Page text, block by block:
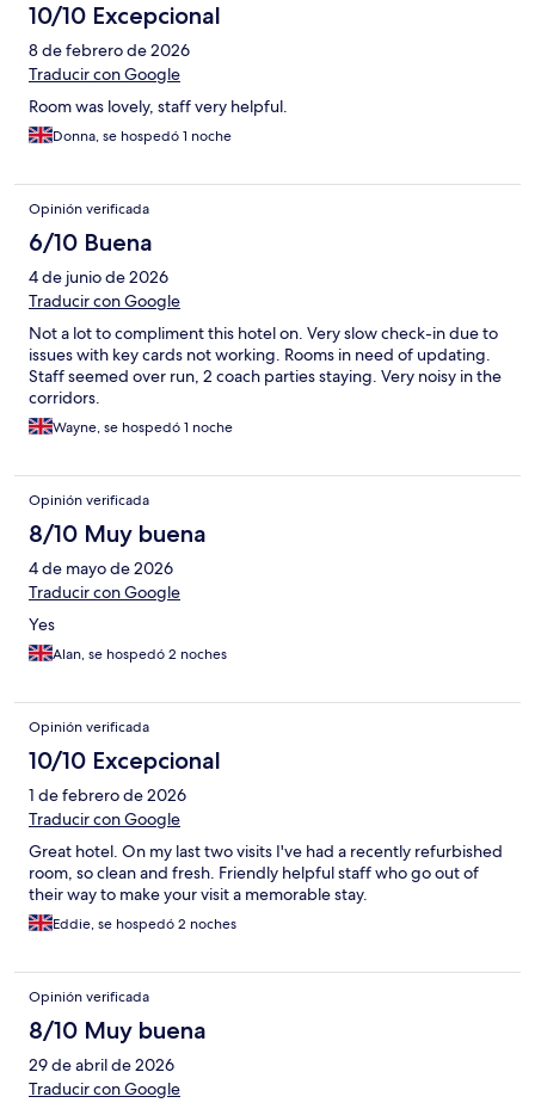
10/10 Excepcional
8 de febrero de 2026
Traducir con Google
Room was lovely, staff very helpful.
Donna, se hospedó 1 noche
Opinión verificada
6/10 Buena
4 de junio de 2026
Traducir con Google
Not a lot to compliment this hotel on. Very slow check-in due to
issues with key cards not working. Rooms in need of updating.
Staff seemed over run, 2 coach parties staying. Very noisy in the
corridors.
Wayne, se hospedó 1 noche
Opinión verificada
8/10 Muy buena
4 de mayo de 2026
Traducir con Google
Yes
Alan, se hospedó 2 noches
Opinión verificada
10/10 Excepcional
1 de febrero de 2026
Traducir con Google
Great hotel. On my last two visits I've had a recently refurbished
room, so clean and fresh. Friendly helpful staff who go out of
their way to make your visit a memorable stay.
Eddie, se hospedó 2 noches
Opinión verificada
8/10 Muy buena
29 de abril de 2026
Traducir con Google